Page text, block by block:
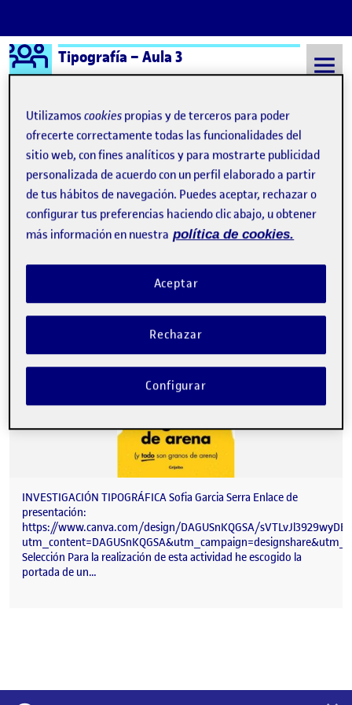
Saltar al contenido
Logo Ágora
Tipografía – Aula 3
Semestre 20241 - Aula 3 24 Octubre, 2024
24 Octubre, 2024
Publicado porPAC1 INVESTIGACIÓN TIPOGRÁFICA
Sofia Garcia Serra
Fecha de publicación24 octubre, 2024 9:26 pm
-comentario
INVESTIGACIÓN TIPOGRÁFICA Sofia Garcia Serra Enlace de
presentación:
https://www.canva.com/design/DAGUSnKQGSA/
Selección Para la realización de esta actividad he escogido la
portada de un…
Utilizamoscookies propias y de terceros para poder
ofrecerte correctamente todas las funcionalidades del
sitio web, con fines analíticos y para mostrarte publicidad
personalizada de acuerdo con un perfil elaborado a partir
de tus hábitos de navegación. Puedes aceptar, rechazar o
configurar tus preferencias haciendo clic abajo, u obtener
más información en nuestra política de cookies.
Rechazar
Aceptar
Configurar